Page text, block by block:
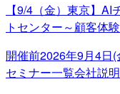
【9/4（金）東京】
トセンター～顧客体
開催前2026年9月4日(
セミナー一覧会社説